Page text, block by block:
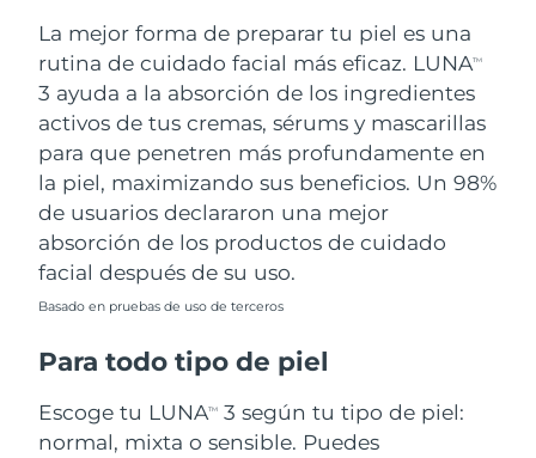
La mejor forma de preparar tu piel es una
rutina de cuidado facial más eficaz. LUNATM
3 ayuda a la absorción de los ingredientes
activos de tus cremas, sérums y mascarillas
para que penetren más profundamente en
la piel, maximizando sus beneficios. Un 98%
de usuarios declararon una mejor
absorción de los productos de cuidado
facial después de su uso.
Basado en pruebas de uso de terceros
Para todo tipo de piel
Escoge tu LUNATM
3 según tu tipo de piel:
normal, mixta o sensible. Puedes